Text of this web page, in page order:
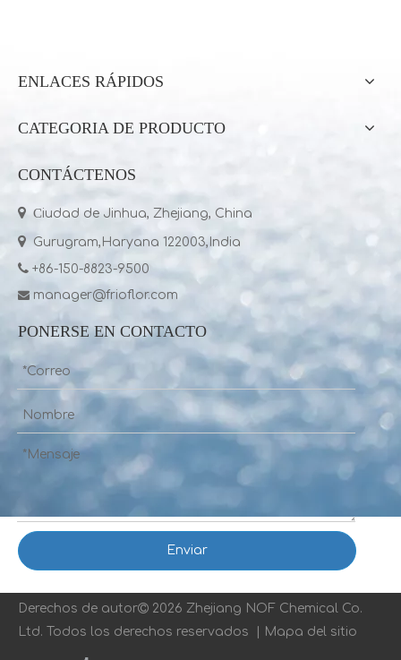
Frioflor es una fábrica china que produce gas refrigerante R23
ENLACES RÁPIDOS
CATEGORIA DE PRODUCTO
CONTÁCTENOS
 Ciudad de Jinhua, Zhejiang, China
 Gurugram,Haryana 122003,India
 +86-150-8823-9500
 manager@frioflor.com
PONERSE EN CONTACTO
Enviar
Derechos de autor 2026 Zhejiang NOF Chemical Co.
Ltd. Todos los derechos reservados |
Mapa del sitio